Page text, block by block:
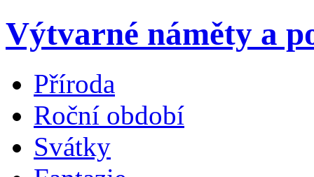
Výtvarné náměty a
Příroda
Roční období
Svátky